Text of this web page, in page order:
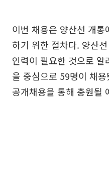
이번 채용은 양산선 개
하기 위한 절차다. 양산
인력이 필요한 것으로
을 중심으로 59명이 채
공개채용을 통해 충원될